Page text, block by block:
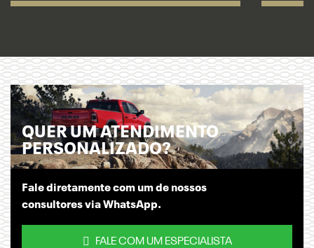
QUER UM ATENDIMENTO
PERSONALIZADO?
Fale diretamente com um de nossos
consultores via WhatsApp.
FALE COM UM ESPECIALISTA